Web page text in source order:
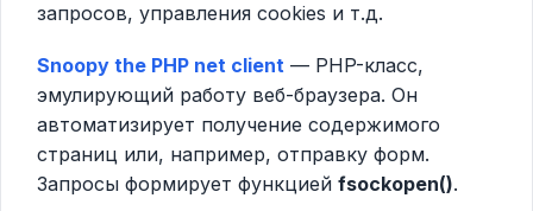
запросов, управления cookies и т.д.
Snoopy the PHP net client — PHP-класс,
эмулирующий работу веб-браузера. Он
автоматизирует получение содержимого
страниц или, например, отправку форм.
Запросы формирует функцией fsockopen().